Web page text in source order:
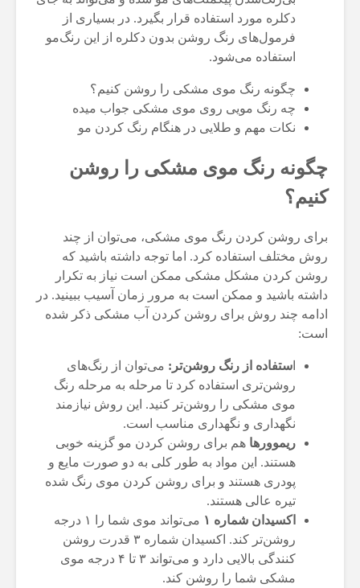
دکلره مورد استفاده قرار بگیرد. در بسیاری از
فرمول‌های رنگ روشن بدون دکلره از این رنگ‌مو
استفاده می‌شود.
چگونه رنگ موی مشکی را روشن کنیم؟
چه رنگ مویی روی موی مشکی جواب میده
نکات مهم و طلایی در هنگام رنگ کردن مو
چگونه رنگ موی مشکی را روشن
کنیم؟
برای روشن کردن رنگ موی مشکی، می‌توان از چند
روش مختلف استفاده کرد. اما توجه داشته باشید که
روشن کردن مشکل مشکی ممکن است نیاز به تکرار
داشته باشید و ممکن است به مرور زمان آسیب ببینید. در
ادامه چند روش برای روشن کردن آب مشکی ذکر شده
است:
ستفاده از رنگ روشن‌تر: می‌توان از رنگ‌های
روشن‌تری استفاده کرد تا مرحله به مرحله رنگ
موی مشکی را روشن‌تر کنید. این روش نیازمند
نگهداری و نگهداری مناسب است.
ریموورها هم برای روشن کردن مو گزینه خوبی
هستند‌. این مواد به طور کلی به دو صورت مایع و
پودری هستند و برای روشن کردن موی رنگ شده
تیره عالی هستند.‌
اکسیدان شماره ۱
می‌تواند موی شما را ۱ درجه
روشن‌تر کند‌. اکسیدان شماره ۳ قدرت روشن
کنندگی بالایی دارد و می‌تواند ۳ تا ۴ درجه موی
مشکی شما را روشن کند.